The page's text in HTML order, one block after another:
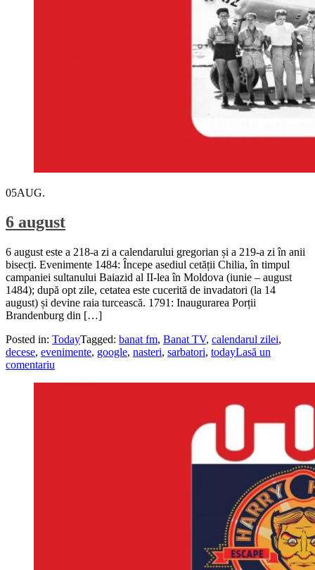
05AUG.
6 august
6 august este a 218-a zi a calendarului gregorian și a 219-a zi în anii
bisecți. Evenimente 1484: Începe asediul cetății Chilia, în timpul
campaniei sultanului Baiazid al II-lea în Moldova (iunie – august
1484); după opt zile, cetatea este cucerită de invadatori (la 14
august) și devine raia turcească. 1791: Inaugurarea Porții
Brandenburg din […]
Posted in: TodayTagged: banat fm, Banat TV, calendarul zilei,
decese, evenimente, google, nasteri, sarbatori, todayLasă un
comentariu